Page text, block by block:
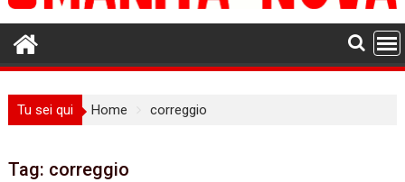
Tu sei qui Home correggio
Tag: correggio